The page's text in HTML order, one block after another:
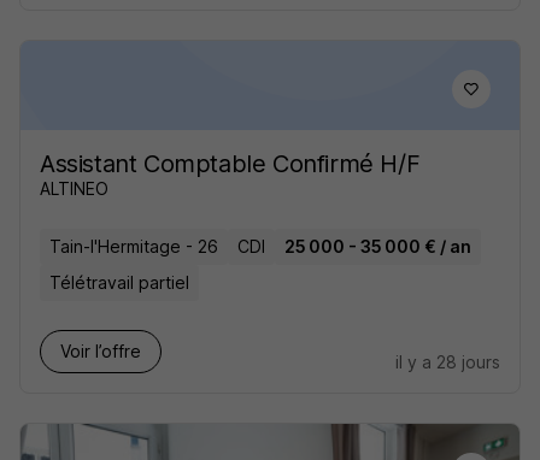
Assistant Comptable Confirmé H/F
ALTINEO
Tain-l'Hermitage - 26 CDI
25 000 - 35 000 € / an
Télétravail partiel
Voir l’offre
il y a 28 jours